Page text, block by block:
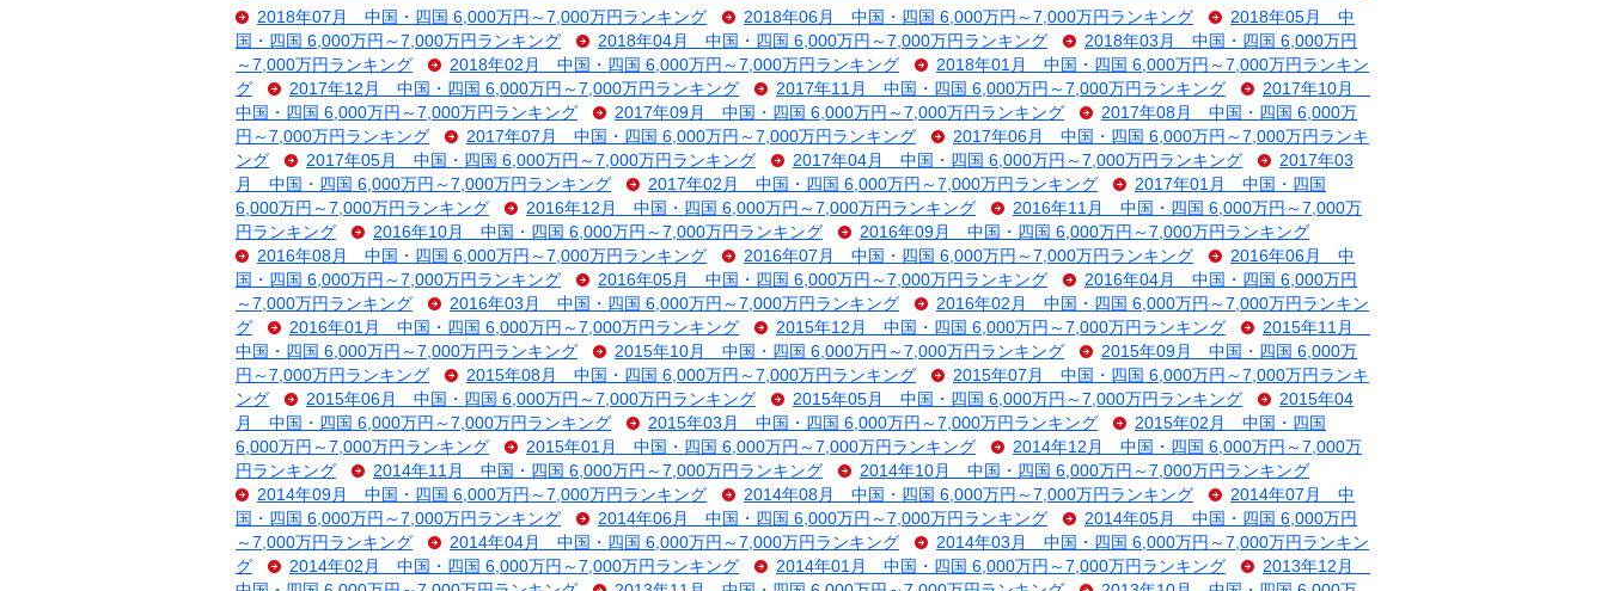
2018年07月 中国・四国 6,000万円～7,000万円ランキング 2018年06月 中国・四国 6,000万円～7,000万円ランキング
2018年05月 中
国・四国 6,000万円～7,000万円ランキング
2018年04月 中国・四国 6,000万円～7,000万円ランキング
2018年03月 中国・四国 6,000万円
～7,000万円ランキング
2018年02月 中国・四国 6,000万円～7,000万円ランキング
2018年01月 中国・四国 6,000万円～7,000万円ランキン
グ
2017年12月 中国・四国 6,000万円～7,000万円ランキング 2017年11月 中国・四国 6,000万円～7,000万円ランキング
2017年10月
中国・四国 6,000万円～7,000万円ランキング
2017年09月 中国・四国 6,000万円～7,000万円ランキング
2017年08月 中国・四国 6,000万
円～7,000万円ランキング
2017年07月 中国・四国 6,000万円～7,000万円ランキング
2017年06月 中国・四国 6,000万円～7,000万円ランキ
ング
2017年05月 中国・四国 6,000万円～7,000万円ランキング 2017年04月 中国・四国 6,000万円～7,000万円ランキング
2017年03
月 中国・四国 6,000万円～7,000万円ランキング
2017年02月 中国・四国 6,000万円～7,000万円ランキング
2017年01月 中国・四国
6,000万円～7,000万円ランキング
2016年12月 中国・四国 6,000万円～7,000万円ランキング
2016年11月 中国・四国 6,000万円～7,000万
円ランキング
2016年10月 中国・四国 6,000万円～7,000万円ランキング
2016年09月 中国・四国 6,000万円～7,000万円ランキング
2016年08月 中国・四国 6,000万円～7,000万円ランキング
2016年07月 中国・四国 6,000万円～7,000万円ランキング
2016年06月 中
国・四国 6,000万円～7,000万円ランキング
2016年05月 中国・四国 6,000万円～7,000万円ランキング
2016年04月 中国・四国 6,000万円
～7,000万円ランキング
2016年03月 中国・四国 6,000万円～7,000万円ランキング
2016年02月 中国・四国 6,000万円～7,000万円ランキン
グ
2016年01月 中国・四国 6,000万円～7,000万円ランキング 2015年12月 中国・四国 6,000万円～7,000万円ランキング
2015年11月
中国・四国 6,000万円～7,000万円ランキング
2015年10月 中国・四国 6,000万円～7,000万円ランキング
2015年09月 中国・四国 6,000万
円～7,000万円ランキング
2015年08月 中国・四国 6,000万円～7,000万円ランキング
2015年07月 中国・四国 6,000万円～7,000万円ランキ
ング
2015年06月 中国・四国 6,000万円～7,000万円ランキング 2015年05月 中国・四国 6,000万円～7,000万円ランキング
2015年04
月 中国・四国 6,000万円～7,000万円ランキング
2015年03月 中国・四国 6,000万円～7,000万円ランキング
2015年02月 中国・四国
6,000万円～7,000万円ランキング
2015年01月 中国・四国 6,000万円～7,000万円ランキング
2014年12月 中国・四国 6,000万円～7,000万
円ランキング
2014年11月 中国・四国 6,000万円～7,000万円ランキング
2014年10月 中国・四国 6,000万円～7,000万円ランキング
2014年09月 中国・四国 6,000万円～7,000万円ランキング
2014年08月 中国・四国 6,000万円～7,000万円ランキング
2014年07月 中
国・四国 6,000万円～7,000万円ランキング
2014年06月 中国・四国 6,000万円～7,000万円ランキング
2014年05月 中国・四国 6,000万円
～7,000万円ランキング
2014年04月 中国・四国 6,000万円～7,000万円ランキング
2014年03月 中国・四国 6,000万円～7,000万円ランキン
グ
2014年02月 中国・四国 6,000万円～7,000万円ランキング 2014年01月 中国・四国 6,000万円～7,000万円ランキング
2013年12月